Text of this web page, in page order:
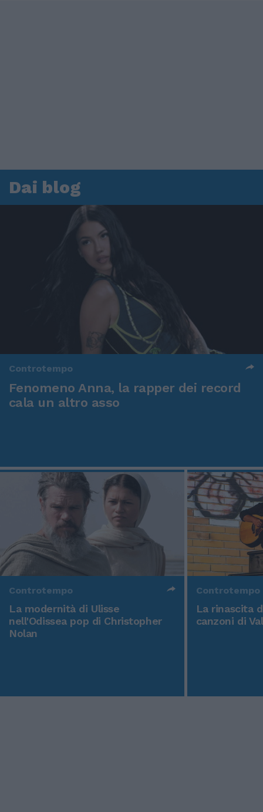
Dai blog
Controtempo
Fenomeno Anna, la rapper dei record
cala un altro asso
Controtempo
La modernità di Ulisse
nell'Odissea pop di Christopher
Nolan
Controtempo
La rinascita
canzoni di